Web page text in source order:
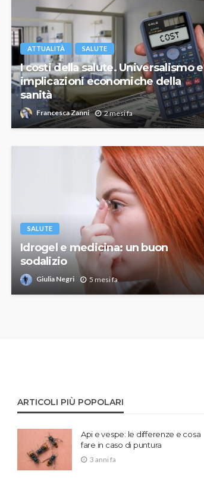
ATTUALITÀ SALUTE
I costi della salute. Universalismo e
implicazioni economiche della
sanità
Francesca Zanni 2 mesi fa
SALUTE
Idrogel e medicina: un buon
sodalizio
Giulia Negri 5 mesi fa
ARTICOLI PIÙ POPOLARI
Api e vespe: le differenze e cosa
fare in caso di puntura
3 anni fa